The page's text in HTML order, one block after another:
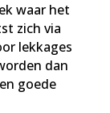
waar het
zich via
lekkages
dan
goede